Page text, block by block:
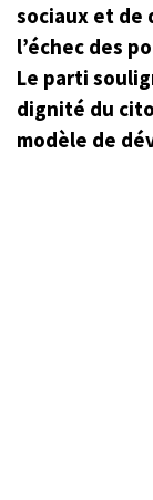
sociaux et de
l’échec des
Le parti
dignité du
modèle de